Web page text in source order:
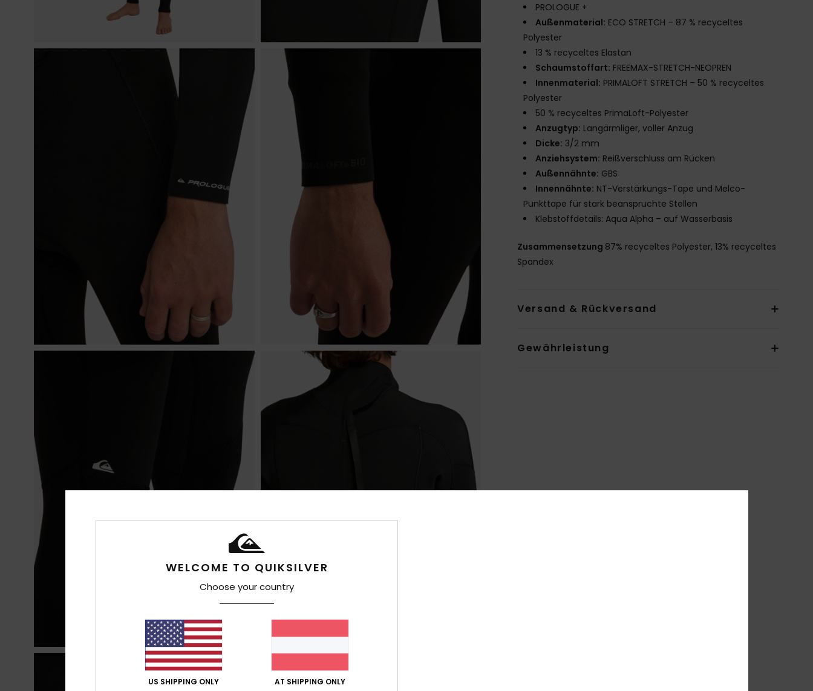
PROLOGUE +
Außenmaterial: ECO STRETCH – 87 % recyceltes
Polyester
13 % recyceltes Elastan
Schaumstoffart: FREEMAX-STRETCH-NEOPREN
Innenmaterial: PRIMALOFT STRETCH – 50 % recyceltes
Polyester
50 % recyceltes PrimaLoft-Polyester
Anzugtyp: Langärmliger, voller Anzug
Dicke: 3/2 mm
Anziehsystem: Reißverschluss am Rücken
Außennähnte: GBS
Innennähnte: NT-Verstärkungs-Tape und Melco-
Punkttape für stark beanspruchte Stellen
Klebstoffdetails: Aqua Alpha – auf Wasserbasis
Zusammensetzung 87% recyceltes Polyester, 13% recyceltes
Spandex
Versand & Rückversand
Gewährleistung
WELCOME TO QUIKSILVER
Choose your country
US SHIPPING ONLY AT SHIPPING ONLY